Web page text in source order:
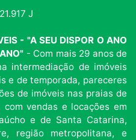
J
- "A SEU DISPOR O ANO
- Com mais 29 anos de
intermediação de imóveis
e de temporada, pareceres
de imóveis nas praias de
vendas e locações em
e de Santa Catarina,
região metropolitana, e